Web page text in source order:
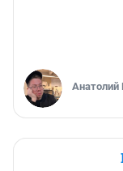
Анатолий